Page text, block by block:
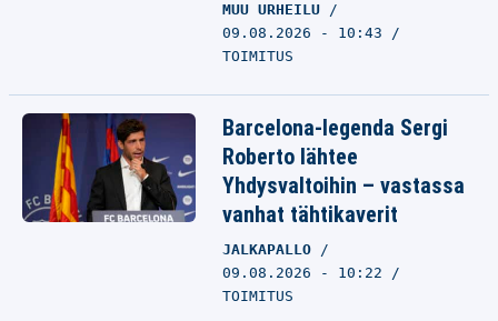
MUU URHEILU
09.08.2026 - 10:43
TOIMITUS
Barcelona-legenda Sergi
Roberto lähtee
Yhdysvaltoihin – vastassa
vanhat tähtikaverit
JALKAPALLO
09.08.2026 - 10:22
TOIMITUS